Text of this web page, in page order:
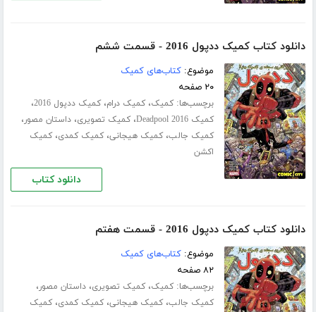
دانلود کتاب کمیک ددپول 2016 - قسمت ششم
موضوع:کتاب‌های کمیک
۲۰ صفحه
برچسب‌ها:کمیک،کمیک درام،کمیک ددپول 2016 ،
کمیک Deadpool 2016 ،کمیک تصویری،داستان مصور،
کمیک جالب،کمیک هیجانی،کمیک کمدی،کمیک
اکشن
دانلود کتاب
دانلود کتاب کمیک ددپول 2016 - قسمت هفتم
موضوع:کتاب‌های کمیک
۸۲ صفحه
برچسب‌ها:کمیک،کمیک تصویری،داستان مصور،
کمیک جالب،کمیک هیجانی،کمیک کمدی،کمیک